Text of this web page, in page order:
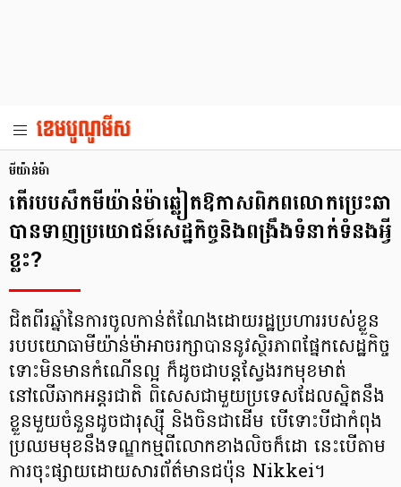
មីយ៉ាន់ម៉ា
តើរបបសឹកមីយ៉ាន់ម៉ាឆ្លៀតឱកាសពិភពលោកប្រេះឆា
បានទាញប្រយោជន៍សេដ្ឋកិច្ចនិងពង្រឹងទំនាក់ទំនងអ្វី
ខ្លះ?
ជិតពីរឆ្នាំនៃការចូលកាន់តំណែងដោយរដ្ឋប្រហាររបស់ខ្លួន
របបយោធាមីយ៉ាន់ម៉ាអាចរក្សាបាននូវស្ថិរភាពផ្នែកសេដ្ឋកិច្ច
ទោះមិនមានកំណើនល្អ ក៏ដូចជាបន្តស្វែងរកមុខមាត់
នៅលើឆាកអន្តរជាតិ ពិសេសជាមួយប្រទេសដែលស្និតនឹង
ខ្លួនមួយចំនួនដូចជារុស្ស៊ី និងចិនជាដើម បើទោះបីជាកំពុង
ប្រឈមមុខនឹងទណ្ឌកម្មពីលោកខាងលិចក៏ដោ នេះបើតាម
ការចុះផ្សាយដោយសារព័ត៌មានជប៉ុន Nikkei។